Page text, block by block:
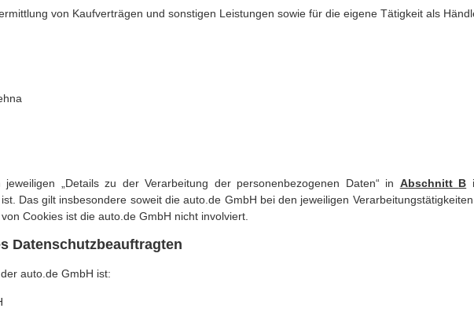
von Kaufverträgen und sonstigen Leistungen sowie für die eigene Tätigkeit als
„Details zu der Verarbeitung der personenbezogenen Daten“ in Abschnitt B
Das gilt insbesondere soweit die auto.de GmbH bei den jeweiligen
Cookies ist die auto.de GmbH nicht involviert.
Datenschutzbeauftragten
auto.de GmbH ist: